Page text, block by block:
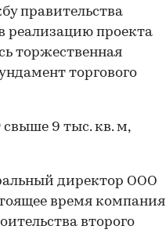
правительства
реализацию проекта
торжественная
торгового
9 тыс. кв. м,
директор ООО
время компания
второго